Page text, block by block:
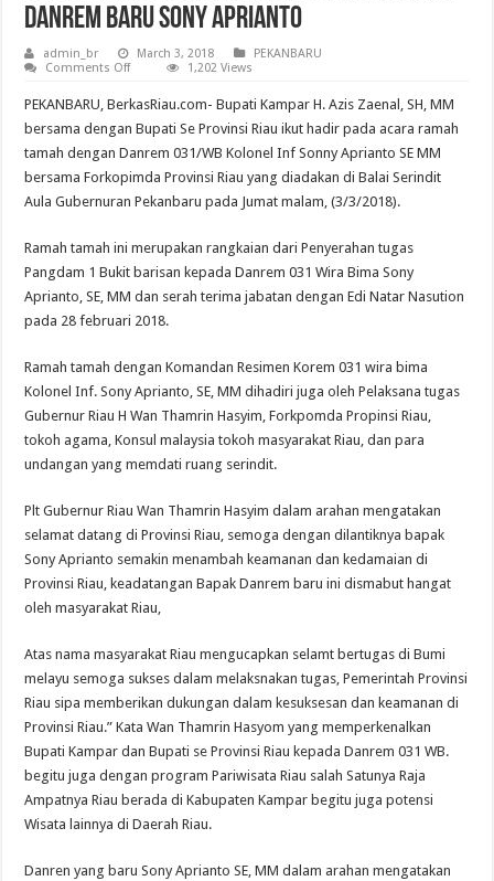
Danrem Baru Sony Aprianto
admin_br March 3, 2018
PEKANBARU
Comments Offon
Kampar
Hadiri
Ramah
Tamah
Dengan
Baru
Sony
Aprianto
1,202 Views
PEKANBARU, BerkasRiau.com- Bupati Kampar H. Azis Zaenal, SH, MM
bersama dengan Bupati Se Provinsi Riau ikut hadir pada acara ramah
tamah dengan Danrem 031/WB Kolonel Inf Sonny Aprianto SE MM
bersama Forkopimda Provinsi Riau yang diadakan di Balai Serindit
Aula Gubernuran Pekanbaru pada Jumat malam, (3/3/2018).
Ramah tamah ini merupakan rangkaian dari Penyerahan tugas
Pangdam 1 Bukit barisan kepada Danrem 031 Wira Bima Sony
Aprianto, SE, MM dan serah terima jabatan dengan Edi Natar Nasution
pada 28 februari 2018.
Ramah tamah dengan Komandan Resimen Korem 031 wira bima
Kolonel Inf. Sony Aprianto, SE, MM dihadiri juga oleh Pelaksana tugas
Gubernur Riau H Wan Thamrin Hasyim, Forkpomda Propinsi Riau,
tokoh agama, Konsul malaysia tokoh masyarakat Riau, dan para
undangan yang memdati ruang serindit.
Plt Gubernur Riau Wan Thamrin Hasyim dalam arahan mengatakan
selamat datang di Provinsi Riau, semoga dengan dilantiknya bapak
Sony Aprianto semakin menambah keamanan dan kedamaian di
Provinsi Riau, keadatangan Bapak Danrem baru ini dismabut hangat
oleh masyarakat Riau,
Atas nama masyarakat Riau mengucapkan selamt bertugas di Bumi
melayu semoga sukses dalam melaksnakan tugas, Pemerintah Provinsi
Riau sipa memberikan dukungan dalam kesuksesan dan keamanan di
Provinsi Riau.” Kata Wan Thamrin Hasyom yang memperkenalkan
Bupati Kampar dan Bupati se Provinsi Riau kepada Danrem 031 WB.
begitu juga dengan program Pariwisata Riau salah Satunya Raja
Ampatnya Riau berada di Kabupaten Kampar begitu juga potensi
Wisata lainnya di Daerah Riau.
Danren yang baru Sony Aprianto SE, MM dalam arahan mengatakan